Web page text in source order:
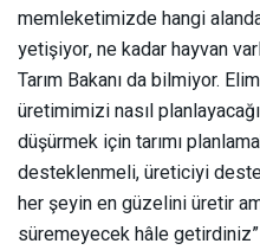
memleketimizde hangi
yetişiyor, ne kadar hayvan
Tarım Bakanı da bilmiyor.
üretimimizi nasıl
düşürmek için tarımı
desteklenmeli, üreticiyi
her şeyin en güzelini üretir
süremeyecek hâle